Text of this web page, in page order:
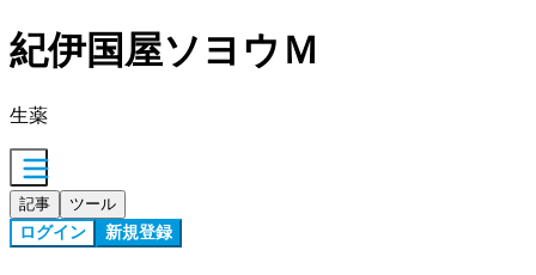
紀伊国屋ソヨウＭ
生薬
記事 ツール
ログイン 新規登録